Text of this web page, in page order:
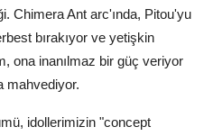
Chimera Ant arc'ında, Pitou'yu
bırakıyor ve yetişkin
ona inanılmaz bir güç veriyor
mahvediyor.
idollerimizin "concept